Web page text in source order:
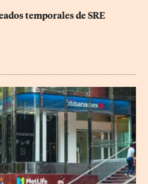
temporales de SRE